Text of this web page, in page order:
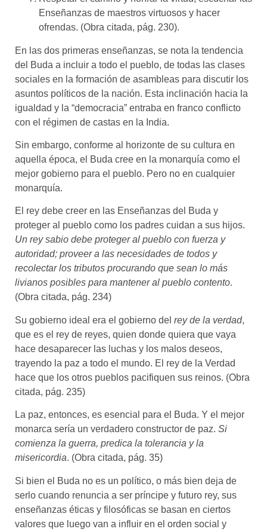
Enseñanzas de maestros virtuosos y hacer
ofrendas. (Obra citada, pág. 230).
En las dos primeras enseñanzas, se nota la tendencia
del Buda a incluir a todo el pueblo, de todas las clases
sociales en la formación de asambleas para discutir los
asuntos políticos de la nación. Esta inclinación hacia la
igualdad y la “democracia” entraba en franco conflicto
con el régimen de castas en la India.
Sin embargo, conforme al horizonte de su cultura en
aquella época, el Buda cree en la monarquía como el
mejor gobierno para el pueblo. Pero no en cualquier
monarquía.
El rey debe creer en las Enseñanzas del Buda y
proteger al pueblo como los padres cuidan a sus hijos.
Un rey sabio debe proteger al pueblo con fuerza y
autoridad; proveer a las necesidades de todos y
recolectar los tributos procurando que sean lo más
livianos posibles para mantener al pueblo contento.
(Obra citada, pág. 234)
Su gobierno ideal era el gobierno del rey de la verdad,
que es el rey de reyes, quien donde quiera que vaya
hace desaparecer las luchas y los malos deseos,
trayendo la paz a todo el mundo. El rey de la Verdad
hace que los otros pueblos pacifiquen sus reinos. (Obra
citada, pág. 235)
La paz, entonces, es esencial para el Buda. Y el mejor
monarca sería un verdadero constructor de paz. Si
comienza la guerra, predica la tolerancia y la
misericordia. (Obra citada, pág. 35)
Si bien el Buda no es un político, o más bien deja de
serlo cuando renuncia a ser príncipe y futuro rey, sus
enseñanzas éticas y filosóficas se basan en ciertos
valores que luego van a influir en el orden social y